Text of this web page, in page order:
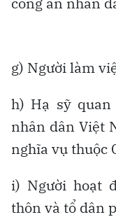
g) Người làm
h) Hạ sỹ
nhân dân Việt
nghĩa vụ thuộc
i) Người hoạt
thôn và tổ dân